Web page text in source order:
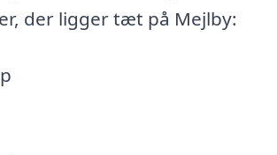
der ligger tæt på Mejlby: